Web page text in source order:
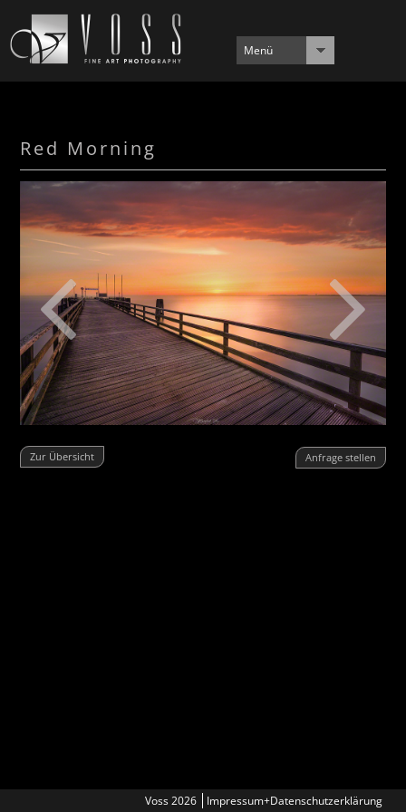
Menü
Red Morning
Zur Übersicht Anfrage stellen
Voss 2026 Impressum+Datenschutzerklärung